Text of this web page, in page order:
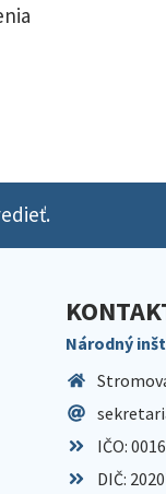
Národný
IČO:
DIČ: